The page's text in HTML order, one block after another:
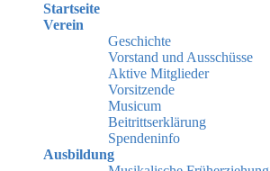
Startseite
Verein
Geschichte
Vorstand und Ausschüsse
Aktive Mitglieder
Vorsitzende
Musicum
Beitrittserklärung
Spendeninfo
Ausbildung